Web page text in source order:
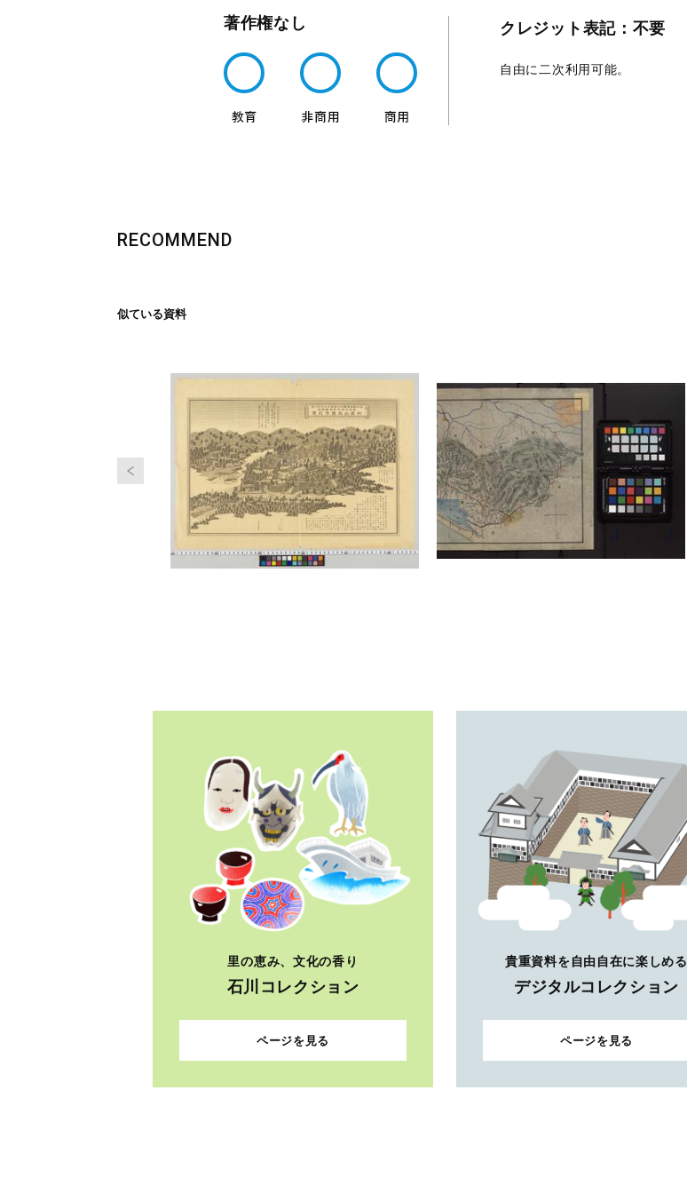
著作権なし クレジット表記：不要
自由に二次利用可能。
RECOMMEND
似ている資料
里の恵み、文化の香り
石川コレクション
ページを見る
貴重資料を自由自在に楽しめる
デジタルコレクション
ページを見る